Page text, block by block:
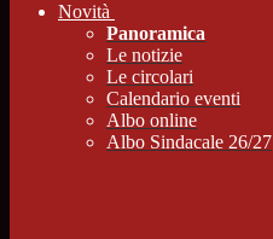
Novità
Panoramica
Le notizie
Le circolari
Calendario eventi
Albo online
Albo Sindacale 26/27